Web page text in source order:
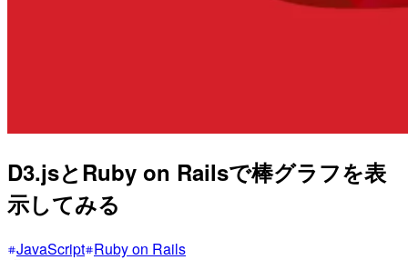
D3.jsとRuby on Railsで棒グラフを表
示してみる
JavaScript Ruby on Rails